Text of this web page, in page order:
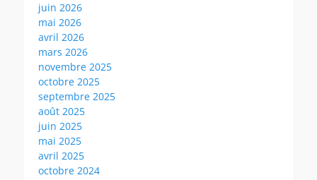
juin 2026
mai 2026
avril 2026
mars 2026
novembre 2025
octobre 2025
septembre 2025
août 2025
juin 2025
mai 2025
avril 2025
octobre 2024